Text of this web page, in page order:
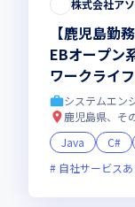
株式会社ア
【鹿児島勤
EBオープン
ワークライ
5％、平均残
25年5月時点
システムエン
鹿児島県、そ
Java
C#
自社サービスあ